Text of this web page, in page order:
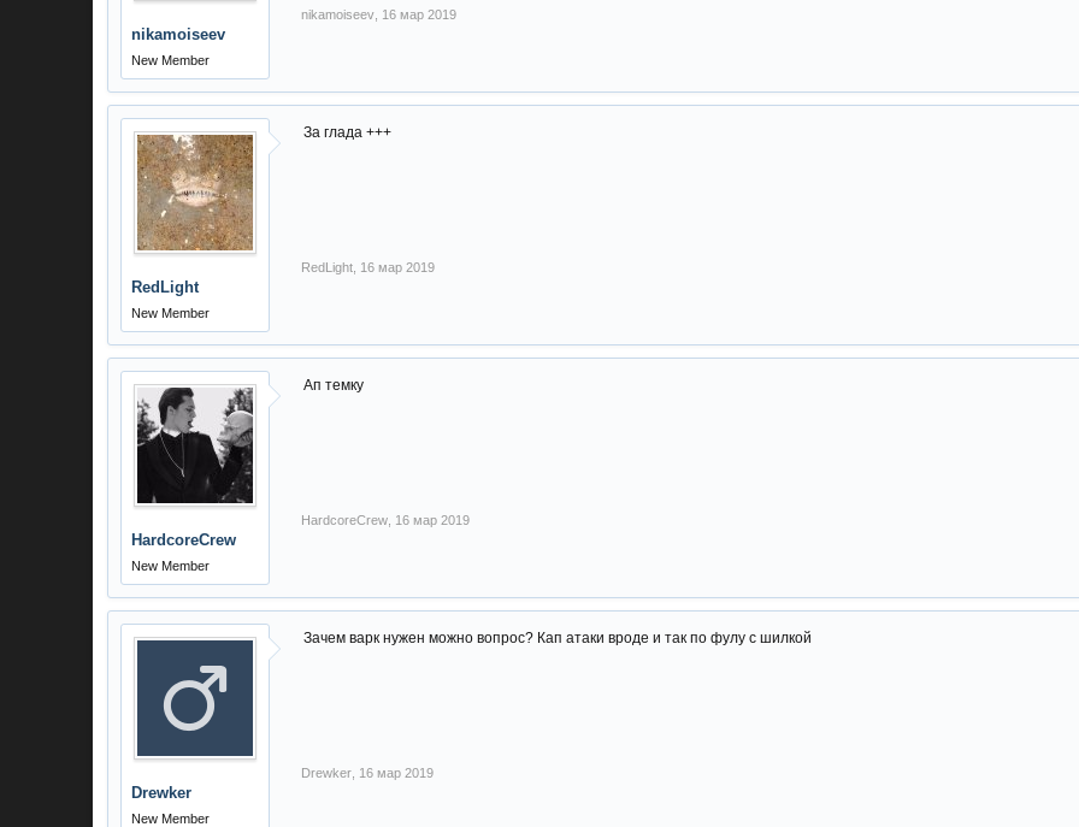
nikamoiseev
New Member
nikamoiseev 16 мар 2019
RedLight
New Member
За глада +++
RedLight 16 мар 2019
HardcoreCrew
New Member
Ап темку
HardcoreCrew 16 мар 2019
Drewker
New Member
Зачем варк нужен можно вопрос? Кап атаки вроде и так по фулу с шилкой
Drewker 16 мар 2019